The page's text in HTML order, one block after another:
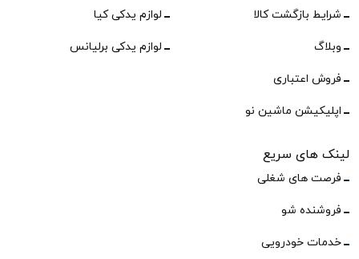
شرایط بازگشت کالا
وبلاگ
فروش اعتباری
اپلیکیشن ماشین نو
لوازم یدکی کیا
لوازم یدکی برلیانس
لینک های سریع
فرصت های شغلی
فروشنده شو
خدمات خودرویی